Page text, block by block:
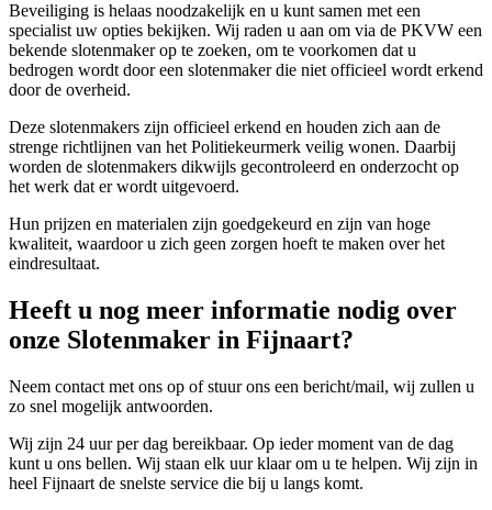
Beveiliging is helaas noodzakelijk en u kunt samen met een
specialist uw opties bekijken. Wij raden u aan om via de PKVW een
bekende slotenmaker op te zoeken, om te voorkomen dat u
bedrogen wordt door een slotenmaker die niet officieel wordt erkend
door de overheid.
Deze slotenmakers zijn officieel erkend en houden zich aan de
strenge richtlijnen van het Politiekeurmerk veilig wonen. Daarbij
worden de slotenmakers dikwijls gecontroleerd en onderzocht op
het werk dat er wordt uitgevoerd.
Hun prijzen en materialen zijn goedgekeurd en zijn van hoge
kwaliteit, waardoor u zich geen zorgen hoeft te maken over het
eindresultaat.
Heeft u nog meer informatie nodig over
onze Slotenmaker in Fijnaart?
Neem contact met ons op of stuur ons een bericht/mail, wij zullen u
zo snel mogelijk antwoorden.
Wij zijn 24 uur per dag bereikbaar. Op ieder moment van de dag
kunt u ons bellen. Wij staan elk uur klaar om u te helpen. Wij zijn in
heel Fijnaart de snelste service die bij u langs komt.